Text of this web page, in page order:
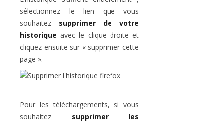
sélectionnez le lien que vous
souhaitez supprimer de votre
historique avec le clique droite et
cliquez ensuite sur « supprimer cette
page ».
Pour les téléchargements, si vous
souhaitez supprimer les